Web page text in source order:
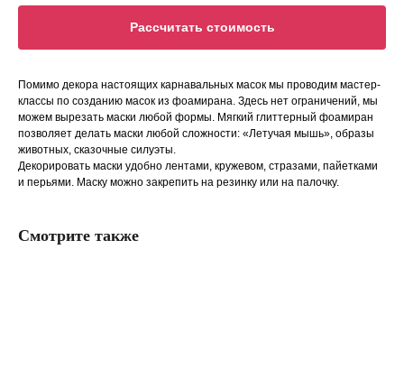
Рассчитать стоимость
Помимо декора настоящих карнавальных масок мы проводим мастер-
классы по созданию масок из фоамирана. Здесь нет ограничений, мы
можем вырезать маски любой формы. Мягкий глиттерный фоамиран
позволяет делать маски любой сложности: «Летучая мышь», образы
животных, сказочные силуэты.
Декорировать маски удобно лентами, кружевом, стразами, пайетками
и перьями. Маску можно закрепить на резинку или на палочку.
Смотрите также